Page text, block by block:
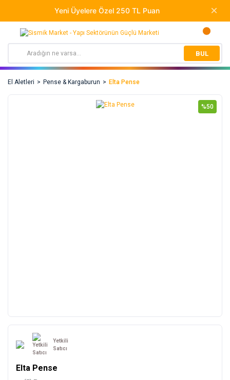
BUL
El Aletleri Pense & Kargaburun Elta Pense
%50
Yetkili
Satıcı
Elta Pense